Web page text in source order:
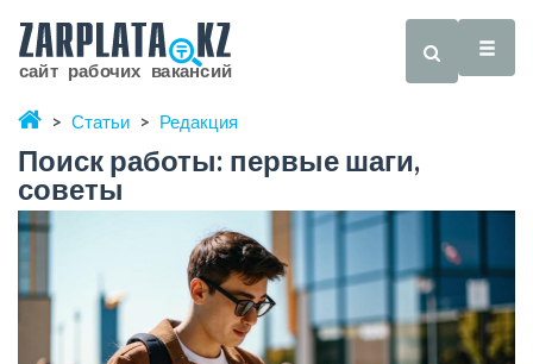
Статьи Редакция
Поиск работы: первые шаги,
советы